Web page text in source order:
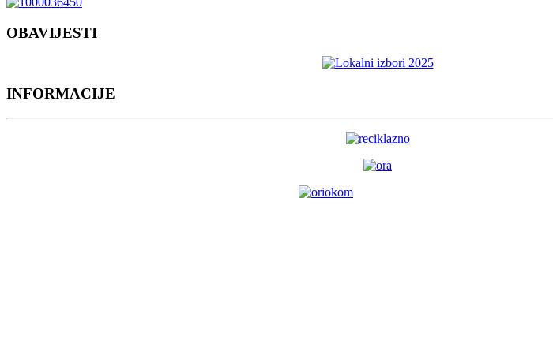
OBAVIJESTI
INFORMACIJE